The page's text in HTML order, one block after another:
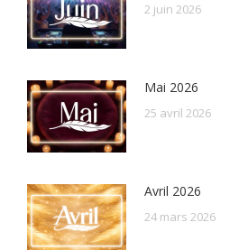
2 juin 2026
Mai 2026
25 avril 2026
Avril 2026
24 mars 2026